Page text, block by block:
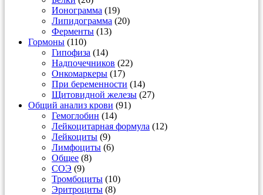
Ионограмма (19)
Липидограмма (20)
Ферменты (13)
Гормоны (110)
Гипофиза (14)
Надпочечников (22)
Онкомаркеры (17)
При беременности (14)
Щитовидной железы (27)
Общий анализ крови (91)
Гемоглобин (14)
Лейкоцитарная формула (12)
Лейкоциты (9)
Лимфоциты (6)
Общее (8)
СОЭ (9)
Тромбоциты (10)
Эритроциты (8)